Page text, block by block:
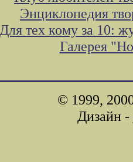
Энциклопедия
Для тех кому за 10:
Галерея
© 1999,
Дизайн -